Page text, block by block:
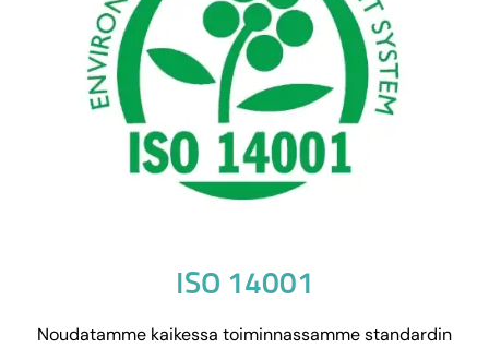
ISO 14001
Noudatamme kaikessa toiminnassamme standardin